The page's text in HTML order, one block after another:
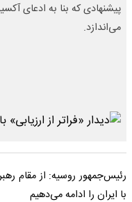
پیشنهادی که بنا به ادعای
می‌اندازد.
رئیس‌جمهور روسیه: از مقام
با ایران را ادامه می‌دهیم